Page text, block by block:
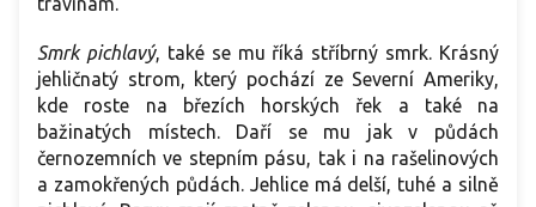
Smrk pichlavý, také se mu říká stříbrný smrk. Krásný
jehličnatý strom, který pochází ze Severní Ameriky,
kde roste na březích horských řek a také na
bažinatých místech. Daří se mu jak v půdách
černozemních ve stepním pásu, tak i na rašelinových
a zamokřených půdách. Jehlice má delší, tuhé a silně